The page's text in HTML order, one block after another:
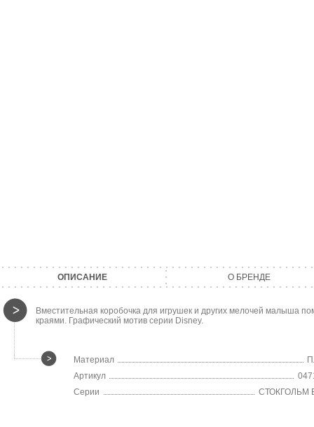
ОПИСАНИЕ О БРЕНДЕ
Вместительная коробочка для игрушек и других мелочей малыша
краями. Графический мотив серии Disney.
Материал
Артикул
Серии
СТОКГОЛЬМ